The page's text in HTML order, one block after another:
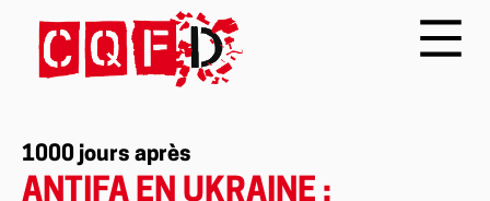
1000 jours après
ANTIFA EN UKRAINE :